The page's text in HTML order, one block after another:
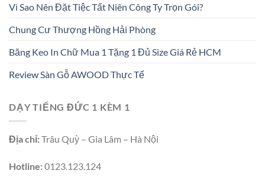
Vì Sao Nên Đặt Tiệc Tất Niên Công Ty Trọn Gói?
Chung Cư Thượng Hồng Hải Phòng
Băng Keo In Chữ Mua 1 Tặng 1 Đủ Size Giá Rẻ HCM
Review Sàn Gỗ AWOOD Thực Tế
DẠY TIẾNG ĐỨC 1 KÈM 1
Địa chỉ:Trâu Quỳ – Gia Lâm – Hà Nội
Hotline:0123.123.124